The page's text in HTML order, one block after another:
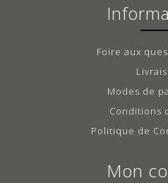
Foire aux
Modes de
Conditions
Politique de
Mon